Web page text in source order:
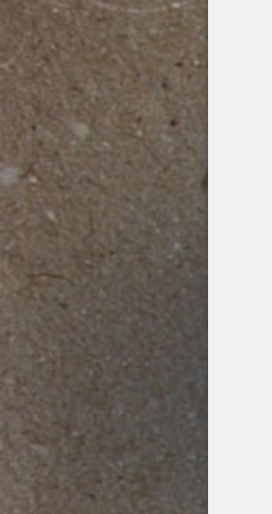
2.752.75
Punkte: 4
Punkte: 4
Millau Punkte: 4